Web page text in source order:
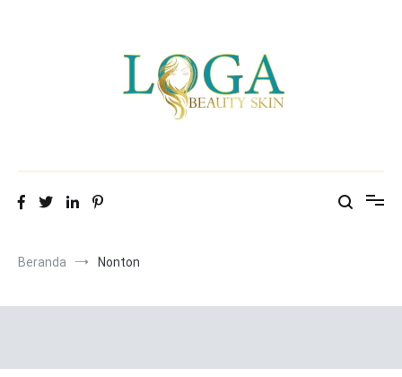
Mitra Loga Beauty Skin
Beranda Nonton